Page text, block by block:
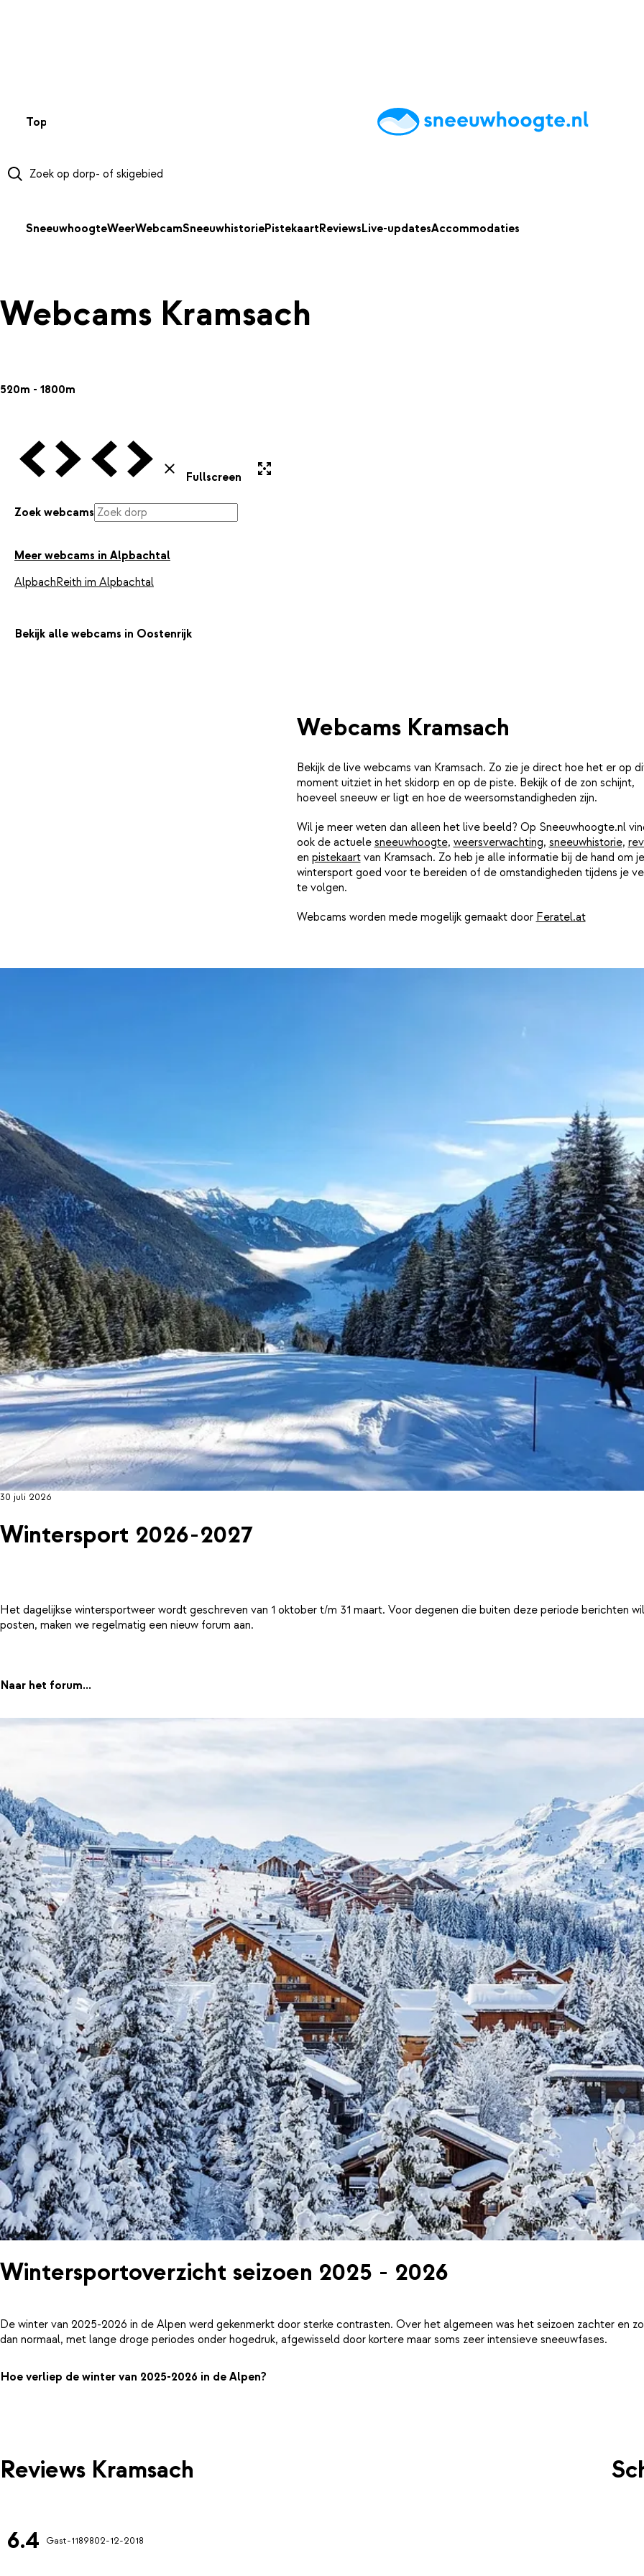
Top 50 AccommodatiesTipsReviewsLive updatesApp
SneeuwhoogteWeerWebcamSneeuwhistoriePistekaartReviewsLive-updatesAccommodaties
Webcams Kramsach
520m - 1800m
Vorige Webcam
Volgende Webcam
Vorige Webcam
Volgende Webcam
Sluiten
Fullscreen
Zoek webcams
Meer webcams in Alpbachtal
AlpbachReith im Alpbachtal
Bekijk alle webcams in Oostenrijk
Webcams Kramsach
Bekijk de live webcams van Kramsach. Zo zie je direct hoe het er op
moment uitziet in het skidorp en op de piste. Bekijk of de zon schijnt,
hoeveel sneeuw er ligt en hoe de weersomstandigheden zijn.
Wil je meer weten dan alleen het live beeld? Op Sneeuwhoogte.nl
ook de actuele sneeuwhoogte, weersverwachting, sneeuwhistorie,
en pistekaartvan Kramsach. Zo heb je alle informatie bij de hand om je
wintersport goed voor te bereiden of de omstandigheden tijdens je
te volgen.
Webcams worden mede mogelijk gemaakt door Feratel.at
30 juli 2026
Wintersport 2026-2027
Het dagelijkse wintersportweer wordt geschreven van 1 oktober t/m 31 maart. Voor degenen die buiten deze periode berichten
posten, maken we regelmatig een nieuw forum aan.
Naar het forum...
Wintersportoverzicht seizoen 2025 - 2026
De winter van 2025-2026 in de Alpen werd gekenmerkt door sterke contrasten. Over het algemeen was het seizoen zachter en
dan normaal, met lange droge periodes onder hogedruk, afgewisseld door kortere maar soms zeer intensieve sneeuwfases.
Hoe verliep de winter van 2025-2026 in de Alpen?
Reviews Kramsach
6.4 Gast-1189802-12-2018